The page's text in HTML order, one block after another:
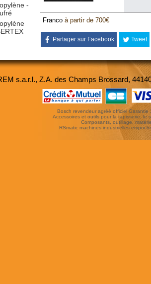
-
Franco à partir de 700€
Partager sur Facebook Tweet
s.a.r.l., Z.A. des Champs Brossard,
Bosch revendeur agréé officiel
Accessoires et outils pour la tapisserie, le
Composants, outillage,
RSmatic machines industrielles